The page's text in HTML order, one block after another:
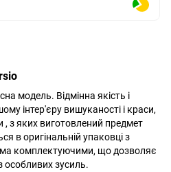
модель. Відмінна якість і
інтер'єру вишуканості і краси,
, з яких виготовлений предмет
в оригінальній упаковці з
комплектуючими, що дозволяє
особливих зусиль.